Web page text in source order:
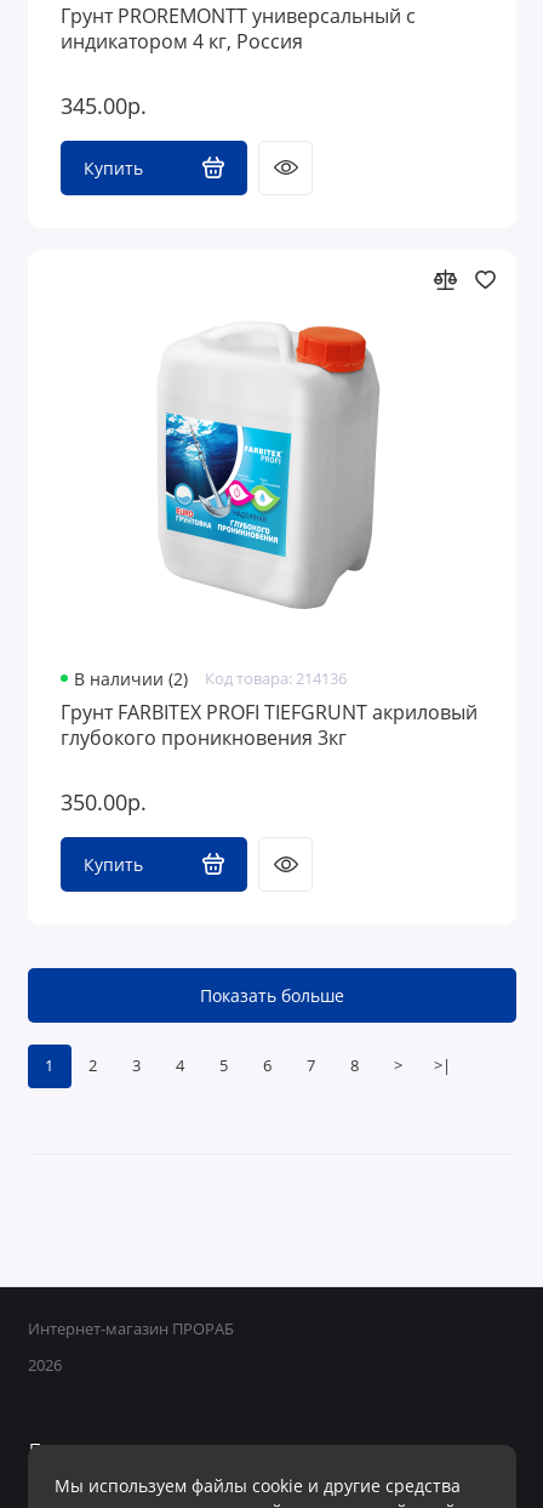
Грунт PROREMONTT универсальный с
индикатором 4 кг, Россия
345.00р.
Купить
В наличии (2) Код товара: 214136
Грунт FARBITEX PROFI TIEFGRUNT акриловый
глубокого проникновения 3кг
350.00р.
Купить
1 2 3 4 5 6 7 8 > >|
Показать больше
Мы используем файлы cookie и другие средства
Интернет-магазин ПРОРАБ
2026
Поддержка
+7 950 800-40-09